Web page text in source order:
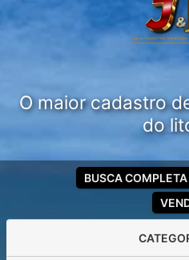
O maior cadastro
do
BUSCA COMPLETA